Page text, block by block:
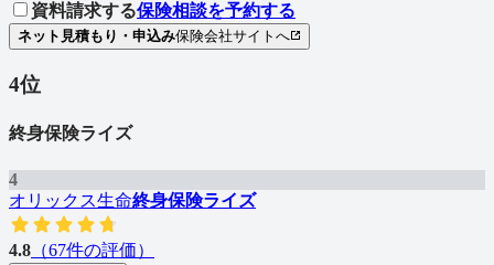
資料請求する保険相談を予約する
ネット見積もり・申込み保険会社サイトへ
4位
終身保険ライズ
4
オリックス生命終身保険ライズ
4.8 （67件の評価）